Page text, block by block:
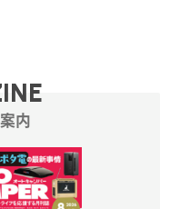
内